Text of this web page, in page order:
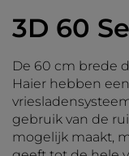
3D 60
De 60 cm brede
Haier hebben
gebruik van de
mogelijk maakt,